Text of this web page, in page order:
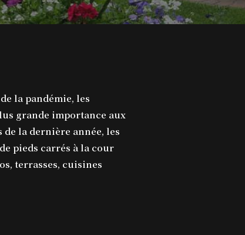
la pandémie, les
grande importance aux
de la dernière année, les
pieds carrés à la cour
terrasses, cuisines